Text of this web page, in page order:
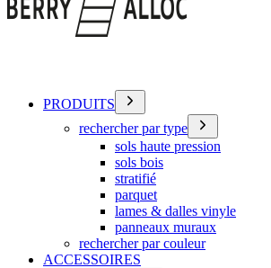
PRODUITS
rechercher par type
sols haute pression
sols bois
stratifié
parquet
lames & dalles vinyle
panneaux muraux
rechercher par couleur
ACCESSOIRES